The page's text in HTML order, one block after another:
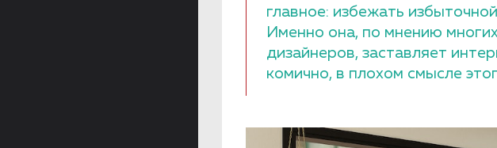
главное: избежать
Именно она, по мнению
дизайнеров, заставляет
комично, в плохом смысле